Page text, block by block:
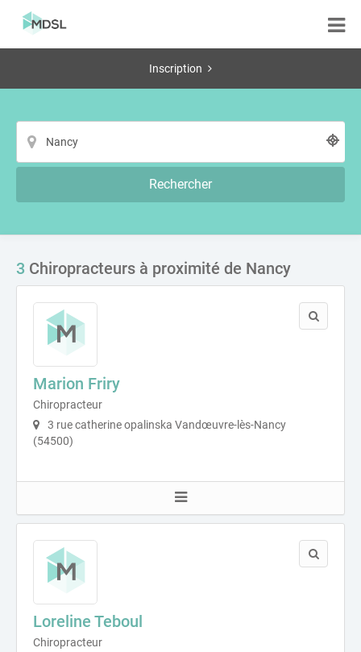
Inscription
Rechercher
3 Chiropracteurs à proximité de Nancy
Marion Friry
Chiropracteur
3 rue catherine opalinska Vandœuvre-lès-Nancy
(54500)
Loreline Teboul
Chiropracteur